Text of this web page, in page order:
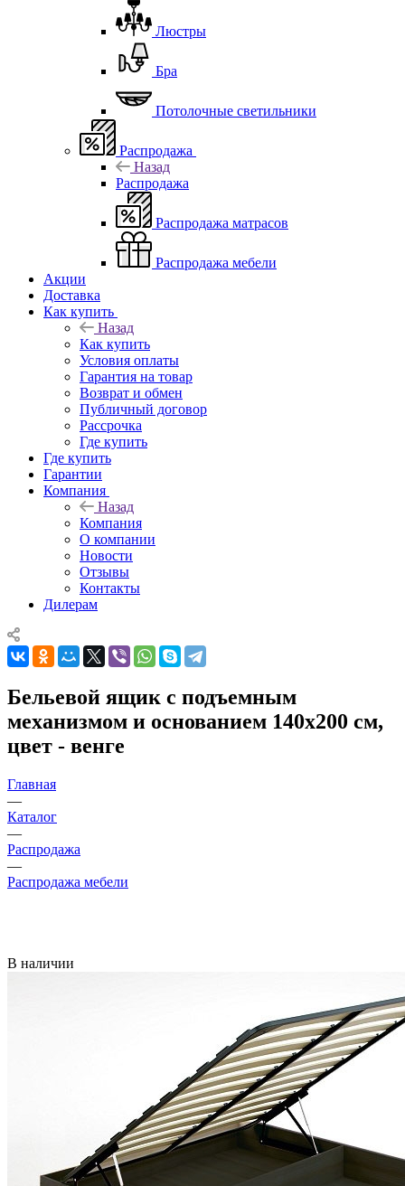
Люстры
Бра
Потолочные светильники
Распродажа
Назад
Распродажа
Распродажа матрасов
Распродажа мебели
Акции
Доставка
Как купить
Назад
Как купить
Условия оплаты
Гарантия на товар
Возврат и обмен
Публичный договор
Рассрочка
Где купить
Где купить
Гарантии
Компания
Назад
Компания
О компании
Новости
Отзывы
Контакты
Дилерам
Бельевой ящик с подъемным
механизмом и основанием 140х200 см,
цвет - венге
Главная
—
Каталог
—
Распродажа
—
Распродажа мебели
В наличии